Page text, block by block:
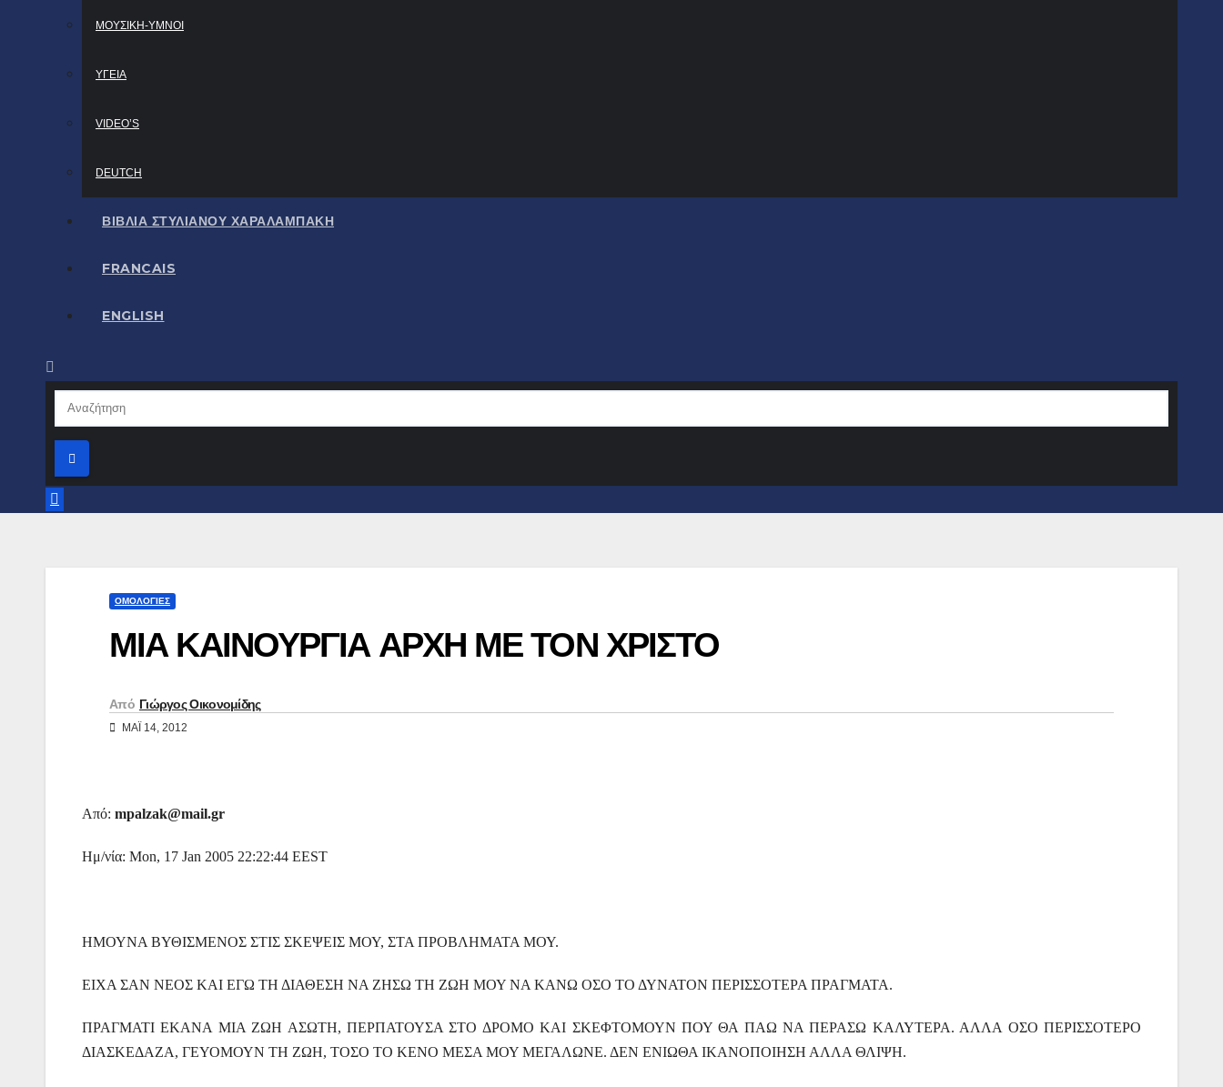
ΜΟΥΣΙΚΗ-ΥΜΝΟΙ
ΥΓΕΙΑ
VIDEO’S
DEUTCH
ΒΙΒΛΙΑ ΣΤΥΛΙΑΝΟΥ ΧΑΡΑΛΑΜΠΑΚΗ
FRANCAIS
ENGLISH
ΟΜΟΛΟΓΙΕΣ
ΜΙΑ ΚΑΙΝΟΥΡΓΙΑ ΑΡΧΗ ΜΕ ΤΟΝ ΧΡΙΣΤΟ
Από Γιώργος Οικονομίδης
ΜΑΪ́ 14, 2012
Από: mpalzak@mail.gr
Ημ/νία: Mon, 17 Jan 2005 22:22:44 EEST
ΗΜΟΥΝΑ ΒΥΘΙΣΜΕΝΟΣ ΣΤΙΣ ΣΚΕΨΕΙΣ ΜΟΥ, ΣΤΑ ΠΡΟΒΛΗΜΑΤΑ ΜΟΥ.
ΕΙΧΑ ΣΑΝ ΝΕΟΣ ΚΑΙ ΕΓΩ ΤΗ ΔΙΑΘΕΣΗ ΝΑ ΖΗΣΩ ΤΗ ΖΩΗ ΜΟΥ ΝΑ ΚΑΝΩ ΟΣΟ ΤΟ ΔΥΝΑΤΟΝ ΠΕΡΙΣΣΟΤΕΡΑ ΠΡΑΓΜΑΤΑ.
ΠΡΑΓΜΑΤΙ ΕΚΑΝΑ ΜΙΑ ΖΩΗ ΑΣΩΤΗ, ΠΕΡΠΑΤΟΥΣΑ ΣΤΟ ΔΡΟΜΟ ΚΑΙ ΣΚΕΦΤΟΜΟΥΝ ΠΟΥ ΘΑ ΠΑΩ ΝΑ ΠΕΡΑΣΩ ΚΑΛΥΤΕΡΑ. ΑΛΛΑ ΟΣΟ ΠΕΡΙΣΣΟΤΕΡΟ
ΔΙΑΣΚΕΔΑΖΑ, ΓΕΥΟΜΟΥΝ ΤΗ ΖΩΗ, ΤΟΣΟ ΤΟ ΚΕΝΟ ΜΕΣΑ ΜΟΥ ΜΕΓΑΛΩΝΕ. ΔΕΝ ΕΝΙΩΘΑ ΙΚΑΝΟΠΟΙΗΣΗ ΑΛΛΑ ΘΛΙΨΗ.